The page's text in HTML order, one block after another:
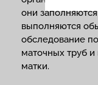
они
выполняются
обследование
маточных труб и
матки.